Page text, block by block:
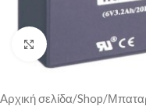
Click to enlarge
Αρχική σελίδα/Shop/